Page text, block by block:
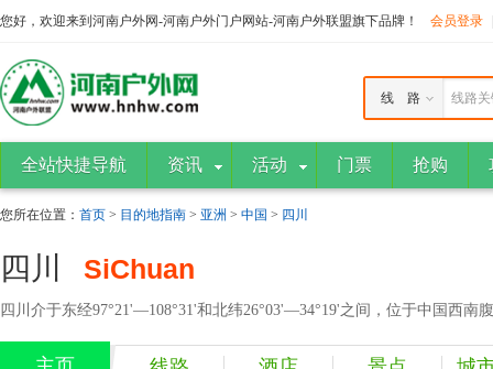
您好，欢迎来到河南户外网-河南户外门户网站-河南户外联盟旗下品牌！ 会员登录
线路
线 路
全站快捷导航 资讯 活动 门票 抢购
您所在位置： 首页 > 目的地指南 > 亚洲 > 中国 > 四川
四川 SiChuan
四川介于东经97°21'—108°31'和北纬26°03'—34°19'之间，位于中国西